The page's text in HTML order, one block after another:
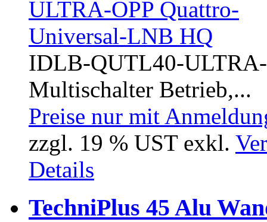
IDLB-QUTL40-
Multischalter Betrieb,...
Preise nur mit
zzgl. 19 % UST exkl.
Details
TechniPlus 45 Alu